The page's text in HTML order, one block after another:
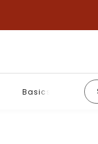
Basics